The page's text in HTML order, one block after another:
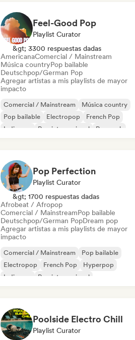
Feel-Good Pop
Playlist Curator
&gt; 3300 respuestas dadas
AmericanaComercial / Mainstream
Música countryPop bailable
Deutschpop/German Pop
Agregar artistas a mis playlists de mayor
impacto
Comercial / Mainstream
Música country
Pop bailable
Electropop
French Pop
Indie pop
Pop internacional Pop rock
Pop Perfection
Playlist Curator
&gt; 1700 respuestas dadas
Afrobeat / Afropop
Comercial / MainstreamPop bailable
Deutschpop/German PopDream pop
Agregar artistas a mis playlists de mayor
impacto
Comercial / Mainstream
Pop bailable
Electropop
French Pop
Hyperpop
Indie pop
Pop internacional
Poolside Electro Chill
Playlist Curator